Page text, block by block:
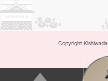
Copyright